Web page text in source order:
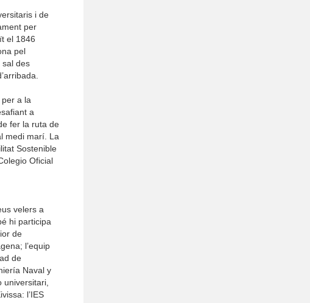
i de
per
el 1846
pel
sal des
a la
a
fer la ruta de
medi marí. La
Sostenible
Oficial
velers a
hi participa
de
l’equip
de
Naval y
universitari,
l’IES